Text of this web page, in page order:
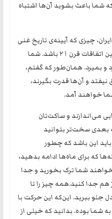
شما باعث بشوید آن‌ها اشتباه
چیزی که آیینه‌ی تاریخ غنی
شما باشد، می‌تواند یکی از زیباترین اتفاقات قرن ۲۱ باشد. شما
و بمیرد. همان‌طور که گفتم،
و آن‌ها قدرت بگیرند،
خواهند آمد.
می‌اندازند و ساکت‌تان
سخت‌تر بتوانید
این باشد که چطور
که برای ماه‌ها ادامه بدهید،
شما ترک بخورید و جدا
هم جدا کنید.‏همه چیز را تا
ببرید. این‌که این حرکت با
شما بوده. بدانید که خیلی از